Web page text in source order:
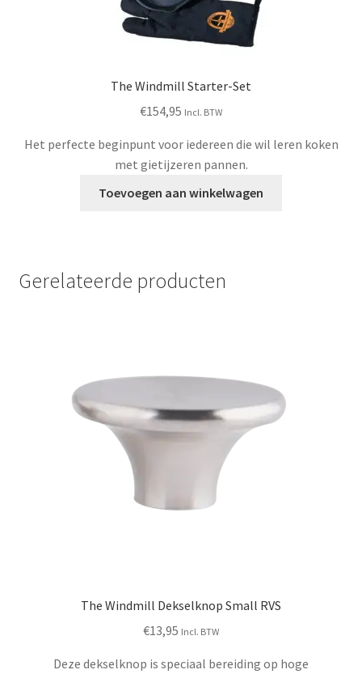
The Windmill Starter-Set
€154,95 Incl. BTW
Het perfecte beginpunt voor iedereen die wil leren koken
met gietijzeren pannen.
Toevoegen aan winkelwagen
Gerelateerde producten
The Windmill Dekselknop Small RVS
€13,95 Incl. BTW
Deze dekselknop is speciaal bereiding op hoge